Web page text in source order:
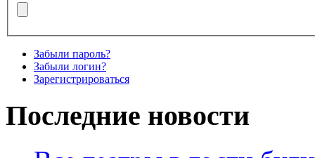
Забыли пароль?
Забыли логин?
Зарегистрироваться
Последние новости